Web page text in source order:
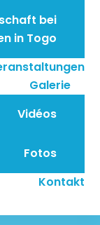
bei
in Togo
Galerie
Vidéos
Fotos
Kontakt